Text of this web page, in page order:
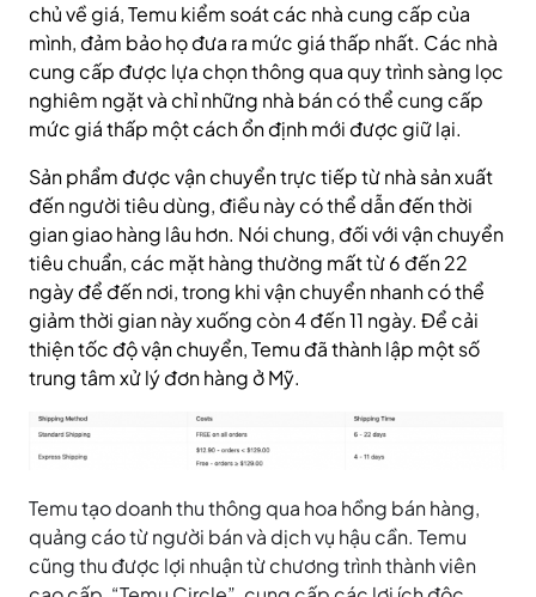
chủ về giá, Temu kiểm soát các nhà cung cấp của
mình, đảm bảo họ đưa ra mức giá thấp nhất. Các nhà
cung cấp được lựa chọn thông qua quy trình sàng lọc
nghiêm ngặt và chỉ những nhà bán có thể cung cấp
mức giá thấp một cách ổn định mới được giữ lại.
Sản phẩm được vận chuyển trực tiếp từ nhà sản xuất
đến người tiêu dùng, điều này có thể dẫn đến thời
gian giao hàng lâu hơn. Nói chung, đối với vận chuyển
tiêu chuẩn, các mặt hàng thường mất từ ​​6 đến 22
ngày để đến nơi, trong khi vận chuyển nhanh có thể
giảm thời gian này xuống còn 4 đến 11 ngày. Để cải
thiện tốc độ vận chuyển, Temu đã thành lập một số
trung tâm xử lý đơn hàng ở Mỹ.
Temu tạo doanh thu thông qua hoa hồng bán hàng,
quảng cáo từ người bán và dịch vụ hậu cần. Temu
cũng thu được lợi nhuận từ chương trình thành viên